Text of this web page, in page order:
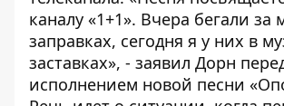
каналу «1+1». Вчера бегали за
заправках, сегодня я у них в
заставках», - заявил Дорн
исполнением новой песни